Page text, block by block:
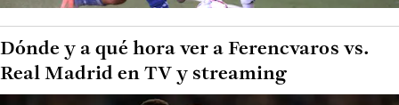
Dónde y a qué hora ver a Ferencvaros vs.
Real Madrid en TV y streaming